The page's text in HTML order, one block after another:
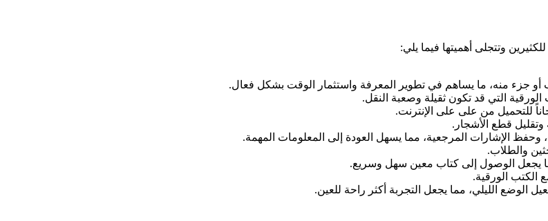
أو جزء منه، ما يساهم في تطوير المعرفة واستثمار الوقت بشكل فعال.
التي قد تكون ثقيلة وصعبة النقل.
قطع الأشجار.
والطلاب.
ما يجعل الوصول إلى كتاب معين سهل وسريع.
الكتب الورقية.
الوضع الليلي، مما يجعل التجربة أكثر راحة للعين.